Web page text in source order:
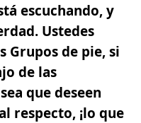
escuchando, y
Ustedes
Grupos de pie, si
de las
que deseen
respecto, ¡lo que